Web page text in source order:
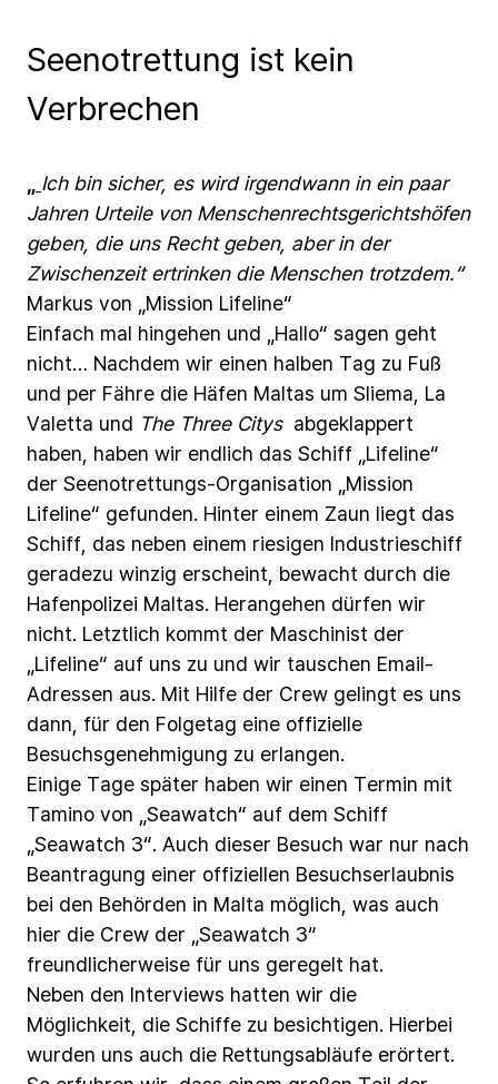
Seenotrettung ist kein
Verbrechen
„ Ich bin sicher, es wird irgendwann in ein paar
Jahren Urteile von Menschenrechtsgerichtshöfen
geben, die uns Recht geben, aber in der
Zwischenzeit ertrinken die Menschen trotzdem.“
Markus von „Mission Lifeline“
Einfach mal hingehen und „Hallo“ sagen geht
nicht… Nachdem wir einen halben Tag zu Fuß
und per Fähre die Häfen Maltas um Sliema, La
Valetta und The Three Citys abgeklappert
haben, haben wir endlich das Schiff „Lifeline“
der Seenotrettungs-Organisation „Mission
Lifeline“ gefunden. Hinter einem Zaun liegt das
Schiff, das neben einem riesigen Industrieschiff
geradezu winzig erscheint, bewacht durch die
Hafenpolizei Maltas. Herangehen dürfen wir
nicht. Letztlich kommt der Maschinist der
„Lifeline“ auf uns zu und wir tauschen Email-
Adressen aus. Mit Hilfe der Crew gelingt es uns
dann, für den Folgetag eine offizielle
Besuchsgenehmigung zu erlangen.
Einige Tage später haben wir einen Termin mit
Tamino von „Seawatch“ auf dem Schiff
„Seawatch 3“. Auch dieser Besuch war nur nach
Beantragung einer offiziellen Besuchserlaubnis
bei den Behörden in Malta möglich, was auch
hier die Crew der „Seawatch 3“
freundlicherweise für uns geregelt hat.
Neben den Interviews hatten wir die
Möglichkeit, die Schiffe zu besichtigen. Hierbei
wurden uns auch die Rettungsabläufe erörtert.